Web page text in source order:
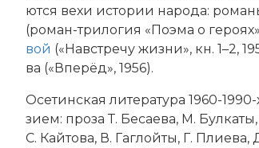
ют­ся ве­хи ис­то­рии на­ро­да:
(ро­ман-три­ло­гия «По­эма о
вой («На­встре­чу жиз­ни», кн. 1–2,
ва («Впе­рёд», 1956).
Осетинская литература 1960-
зи­ем: про­за Т. Бе­сае­ва, М.
С. Кай­то­ва, В. Гаг­лой­ты, Г.